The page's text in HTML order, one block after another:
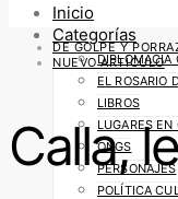
Inicio
Categorías
DIPLOMACIA
EL ROSARIO
LIBROS
LUGARES EN
ONGS
PERSONAJES
POLÍTICA
DE GOLPE Y
NUEVO ARTÍCULO
Calla,